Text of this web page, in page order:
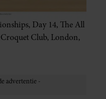
Day 14, The All
Club, London,